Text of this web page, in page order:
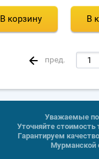
В корзину В
пред.
Уважаемые
Уточняйте стоимость
Гарантируем
Мурманской